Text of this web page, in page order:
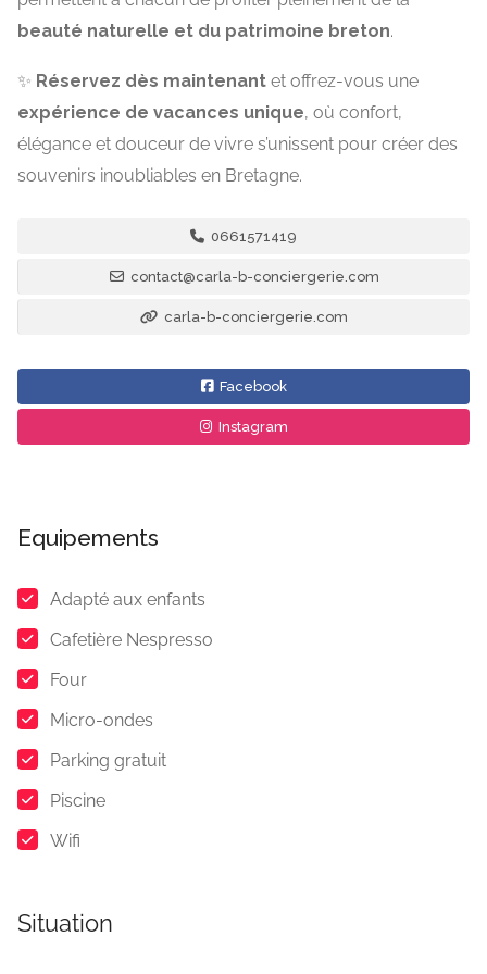
beauté naturelle et du patrimoine breton.
✨ Réservez dès maintenant et offrez-vous une
expérience de vacances unique, où confort,
élégance et douceur de vivre s’unissent pour créer des
souvenirs inoubliables en Bretagne.
0661571419
contact@carla-b-conciergerie.com
carla-b-conciergerie.com
Facebook
Instagram
Equipements
Adapté aux enfants
Cafetière Nespresso
Four
Micro-ondes
Parking gratuit
Piscine
Wifi
Situation